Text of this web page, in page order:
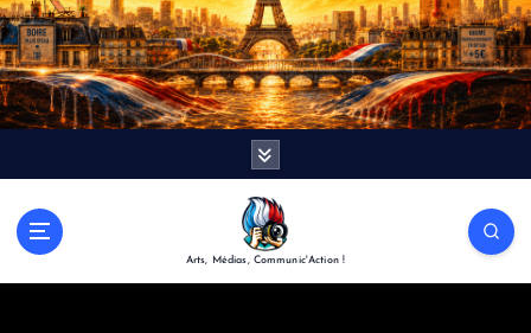
Arts, Médias, Communic'Action !